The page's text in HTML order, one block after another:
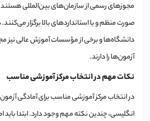
مجوزهای رسمی از سازمان‌های بین‌المللی هستند
صورت منظم و با استانداردهای بالا برگزار
دانشگاه‌ها و برخی از مؤسسات آموزش عالی نیز
آزمون‌ها را دارند.
نکات مهم در انتخاب مرکز آموزشی مناسب
در انتخاب مرکز آموزشی مناسب برای آمادگی
انگلیسی، چندین نکته مهم وجود دارد. ابتدا باید